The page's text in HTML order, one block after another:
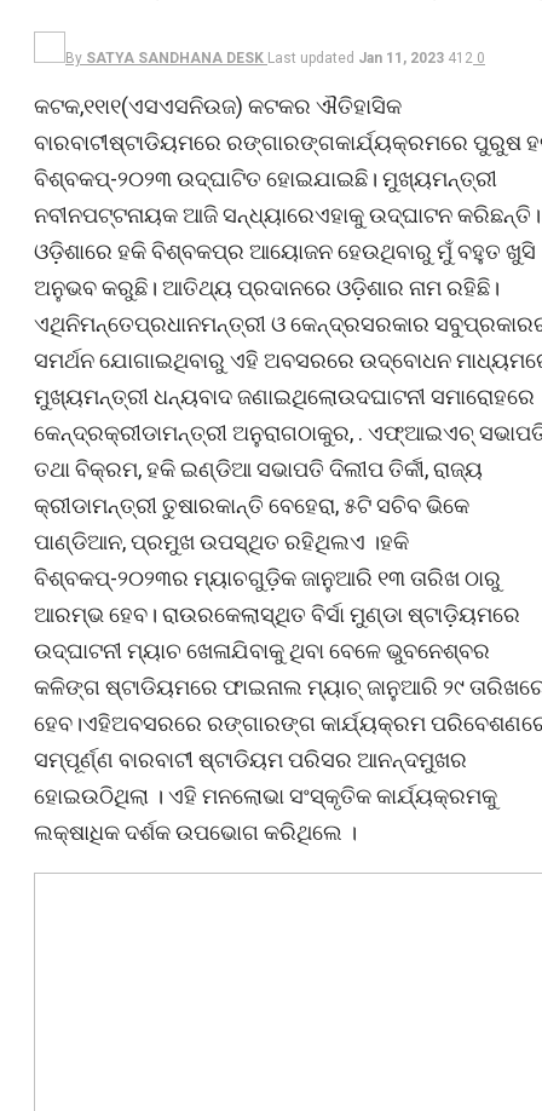
By SATYA SANDHANA DESK Last updated Jan 11, 2023 412 0
କଟକ,୧୧ା୧(ଏସଏସନିଉଜ) କଟକର ଐତିହାସିକ
ବାରବାଟୀଷ୍ଟାଡିୟମରେ ରଙ୍ଗାରଙ୍ଗକାର୍ଯ୍ୟକ୍ରମରେ ପୁରୁଷ
ବିଶ୍ବକପ୍‌-୨୦୨୩ ଉଦ୍‌ଘାଟିତ ହୋଇଯାଇଛି। ମୁଖ୍ୟମନ୍ତ୍ରୀ
ନବୀନପଟ୍ଟନାୟକ ଆଜି ସନ୍ଧ୍ୟାରେଏହାକୁ ଉଦ୍‌ଘାଟନ କରିଛନ୍ତି।
ଓଡ଼ି‌ଶାରେ ହକି ବିଶ୍ବକପ୍‌ର ଆୟୋଜନ ହେଉଥିବାରୁ ମୁଁ ବହୁତ ଖୁସି
ଅନୁଭବ କରୁଛି। ଆତିଥ୍ୟ ପ୍ରଦାନରେ ଓଡ଼ିଶାର ନାମ ରହିଛି।
ଏଥିନିମନ୍ତେପ୍ରଧାନମନ୍ତ୍ରୀ ଓ କେନ୍ଦ୍ରସରକାର
ସମର୍ଥନ ଯୋଗାଇଥିବାରୁ ଏହି ଅବସରରେ ଉଦ୍‌ବୋଧନ
ମୁଖ୍ୟମନ୍ତ୍ରୀ ଧନ୍ୟବାଦ ଜଣାଇଥିଲୋଉଦଘାଟନୀ ସମାରୋହରେ
କେନ୍ଦ୍ରକ୍ରୀଡାମନ୍ତ୍ରୀ ଅନୁରାଗଠାକୁର, . ଏଫ୍‌ଆଇଏଚ୍
ତଥା ବିକ୍ରମ, ହକି ଇଣ୍ଡିଆ ସଭାପତି ଦିଲୀପ ତିର୍କୀ, ରାଜ୍ୟ
କ୍ରୀଡାମନ୍ତ୍ରୀ ତୁଷାରକାନ୍ତି ବେହେରା, ୫ଟି ସଚିବ ଭିକେ
ପାଣ୍ଡିଆନ, ପ୍ରମୁଖ ଉପସ୍ଥିତ ରହିଥିଲଏ ।ହକି
ବିଶ୍ବକପ୍‌-୨୦୨୩ର ମ୍ୟାଚଗୁଡ଼ିକ ଜାନୁଆରି ୧୩ ତାରିଖ ଠାରୁ
ଆରମ୍ଭ ହେବ। ରାଉରକେଲାସ୍ଥିତ ବିର୍ସା ମୁଣ୍ଡା ଷ୍ଟାଡ଼ିୟମରେ
ଉଦ୍‌ଘାଟନୀ ମ୍ୟାଚ ଖେଳାଯିବାକୁ ଥିବା ବେଳେ ଭୁବନେଶ୍ବର
କଳିଙ୍ଗ ଷ୍ଟାଡିୟମରେ ଫାଇନାଲ ମ୍ୟାଚ୍ ଜାନୁଆରି ୨୯
ହେବ।ଏହିଅବସରରେ ରଙ୍ଗାରଙ୍ଗ କାର୍ଯ୍ୟକ୍ରମ
ସମ୍ପୂର୍ଣ୍ଣ ବାରବାଟୀ ଷ୍ଟାଡିୟମ ପରିସର ଆନନ୍ଦମୁଖର
ହୋଇଉଠିଥିଲା । ଏହି ମନ‌ଲୋଭା ସଂସ୍କୃତିକ କାର୍ଯ୍ୟକ୍ରମକୁ
ଲକ୍ଷାଧିକ ଦର୍ଶକ ଉପଭୋଗ କରିଥିଲେ ।